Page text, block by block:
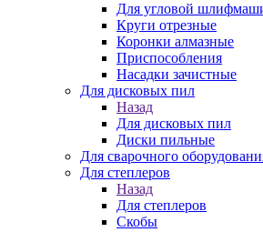
Для угловой
Круги отрезные
Коронки алмазные
Приспособления
Насадки зачистные
Для дисковых пил
Назад
Для дисковых пил
Диски пильные
Для сварочного
Для степлеров
Назад
Для степлеров
Скобы